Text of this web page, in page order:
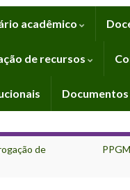
acadêmico
de recursos
Documentos
de